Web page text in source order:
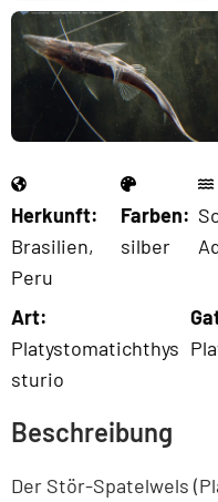
Herkunft:
Brasilien,
Peru
Farben:
silber
Art:
Platystomatichthys
sturio
Beschreibung
Der Stör-Spatelwels